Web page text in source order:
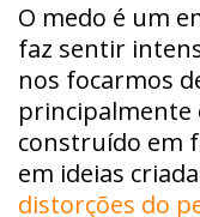
O medo é um
faz sentir
nos focarmos
principalmente
construído em
em ideias
distorções do